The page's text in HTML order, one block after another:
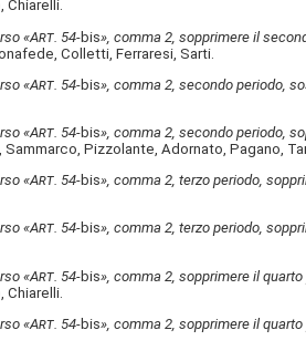
Chiarelli.
«Art . 54-bis», comma 2, sopprimere il
Colletti, Ferraresi, Sarti.
«Art . 54-bis», comma 2, secondo periodo,
«Art . 54-bis», comma 2, secondo periodo,
Sammarco, Pizzolante, Adornato, Pagano,
«Art. 54-bis», comma 2, terzo periodo,
«Art. 54-bis», comma 2, terzo periodo,
«Art . 54-bis», comma 2, sopprimere il quarto
Chiarelli.
«Art . 54-bis», comma 2, sopprimere il quarto